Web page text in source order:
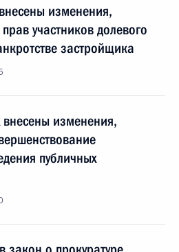
изменения,
участников долевого
застройщика
изменения,
публичных